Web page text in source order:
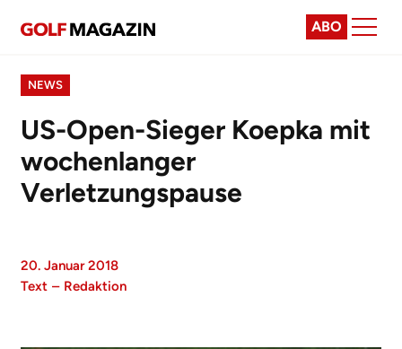
ABO
NEWS
US-Open-Sieger Koepka mit
wochenlanger
Verletzungspause
20. Januar 2018
Text – Redaktion